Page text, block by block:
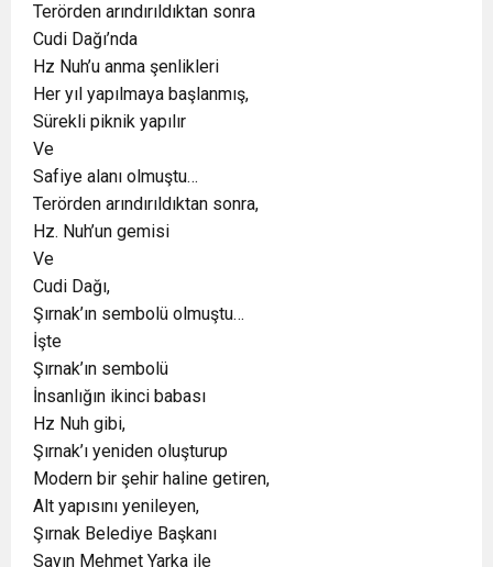
Terörden arındırıldıktan sonra
Cudi Dağı’nda
Hz Nuh’u anma şenlikleri
Her yıl yapılmaya başlanmış,
Sürekli piknik yapılır
Ve
Safiye alanı olmuştu…
Terörden arındırıldıktan sonra,
Hz. Nuh’un gemisi
Ve
Cudi Dağı,
Şırnak’ın sembolü olmuştu…
İşte
Şırnak’ın sembolü
İnsanlığın ikinci babası
Hz Nuh gibi,
Şırnak’ı yeniden oluşturup
Modern bir şehir haline getiren,
Alt yapısını yenileyen,
Şırnak Belediye Başkanı
Sayın Mehmet Yarka ile